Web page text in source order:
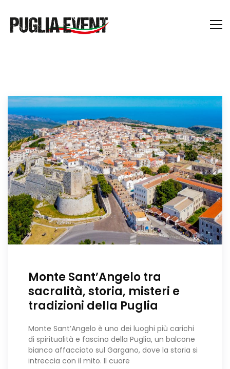
Monte Sant’Angelo tra
sacralità, storia, misteri e
tradizioni della Puglia
Monte Sant’Angelo è uno dei luoghi più carichi
di spiritualità e fascino della Puglia, un balcone
bianco affacciato sul Gargano, dove la storia si
intreccia con il mito. Il cuore